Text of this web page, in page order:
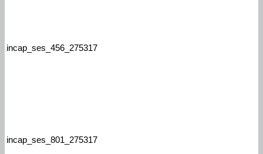
incap_ses_456_275317
incap_ses_801_275317